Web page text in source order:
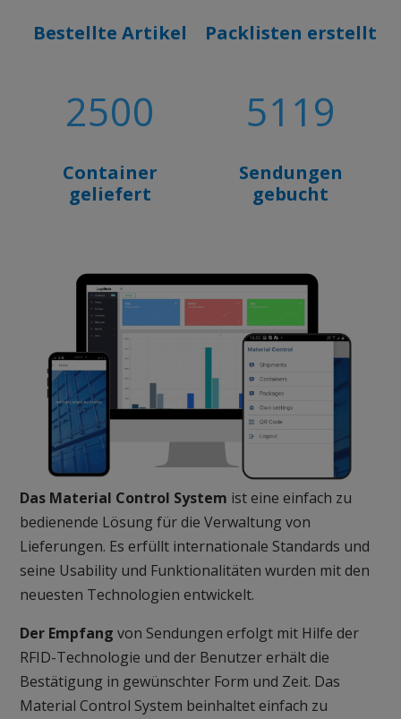
Bestellte Artikel Packlisten erstellt
2500
Container
geliefert
5119
Sendungen
gebucht
Das Material Control System ist eine einfach zu
bedienende Lösung für die Verwaltung von
Lieferungen. Es erfüllt internationale Standards und
seine Usability und Funktionalitäten wurden mit den
neuesten Technologien entwickelt.
Der Empfang von Sendungen erfolgt mit Hilfe der
RFID-Technologie und der Benutzer erhält die
Bestätigung in gewünschter Form und Zeit. Das
Material Control System beinhaltet einfach zu